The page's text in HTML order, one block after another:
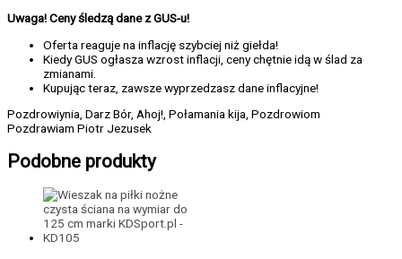
Uwaga! Ceny śledzą dane z GUS-u!
Oferta reaguje na inflację szybciej niż giełda!
Kiedy GUS ogłasza wzrost inflacji, ceny chętnie idą w ślad za
zmianami.
Kupując teraz, zawsze wyprzedzasz dane inflacyjne!
Pozdrowiynia, Darz Bór, Ahoj!, Połamania kija, Pozdrowiom
Pozdrawiam Piotr Jezusek
Podobne produkty